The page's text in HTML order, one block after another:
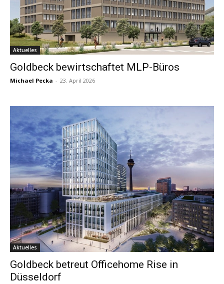
Aktuelles
Goldbeck bewirtschaftet MLP-Büros
Michael Pecka - 23. April 2026
Aktuelles
Goldbeck betreut Officehome Rise in
Düsseldorf